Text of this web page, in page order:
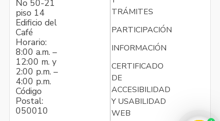
No 50-21
piso 14
Edificio del
Café
Horario:
8:00 a.m. –
12:00 m. y
2:00 p.m. –
4:00 p.m.
Código
Postal:
050010
TRÁMITES
PARTICIPACIÓN
INFORMACIÓN
CERTIFICADO
DE
ACCESIBILIDAD
Y USABILIDAD
WEB